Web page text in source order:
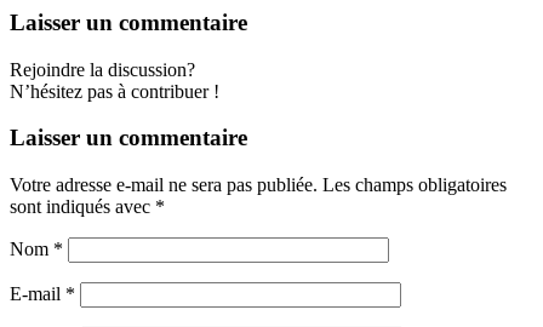
Laisser un commentaire
Rejoindre la discussion?
N’hésitez pas à contribuer !
Laisser un commentaire
Votre adresse e-mail ne sera pas publiée. Les champs obligatoires
sont indiqués avec *
Nom *
E-mail *